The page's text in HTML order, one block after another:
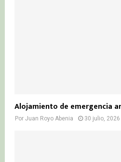
Alojamiento de emergencia
Por Juan Royo Abenia 30 julio, 2026